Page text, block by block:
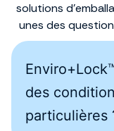
solutions
unes des
des
particulières